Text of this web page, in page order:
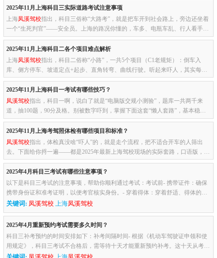
2025年11月上海科目三实际道路考试注意事项
上海凤溪驾校指出，科目三俗称“大路考”，就是把车开到社会路上，旁边还坐着
一个“生死判官”——安全员。上海的路况你懂的，车多、电瓶车乱、行人看手
机，下面这份“保命+保过”清单，你背下来，考试当天心里就有底...
2025年11月上海科目二各个项目难点解析
上海凤溪驾校指出，科目二俗称“小路”，一共5个项目（C1老规矩）：倒车入
库、侧方停车、坡道定点+起步、直角转弯、曲线行驶。听起来吓人，其实每个
点都有“偷懒公式”。下面给你拆难点，说人话，听完直接拿去跟教练...
2025年11月上海科目一考试有哪些技巧？
凤溪驾校指出，科目一啊，说白了就是“电脑版交规小测验”，题库一共两千来
道，抽100题，90分及格。别被数字吓到，掌握下面这套“懒人套路”，基本稳
过：先别急着啃书，下个靠谱APP驾考宝典、元贝、车轮都行，选个界...
2025年11月上海考驾照体检有哪些项目和标准？
凤溪驾校指出，体检真没啥“吓人”的，就是走个流程，把不适合开车的人筛出
去。下面给你捋一遍——都是2025年最新上海驾校现场的实际套路，口语版，听
完你心里就有底了：到场先填表一张《驾驶人身体条件证明》，大概...
2025年4月科目三考试有哪些注意事项？
以下是科目三考试的注意事项，帮助你顺利通过考试：考试前- 携带证件：确保
携带身份证和准考证明，以便考官核实身份。- 穿着得体：穿着舒适、得体的服
装和鞋子，避免穿着高跟鞋或拖鞋。- 提前到达考场：提前到达考场...
关键词: 凤溪驾校 上海凤溪驾校
2025年4月重新预约考试需要多久时间？
科目三补考预约的时间安排如下：补考间隔时间- 根据《机动车驾驶证申领和使
用规定》，科目三考试不合格后，需等待十天才能重新预约补考。这十天从考试
挂科的次日开始计算。预约成功到考试的时间- 预约科目三补考通常...